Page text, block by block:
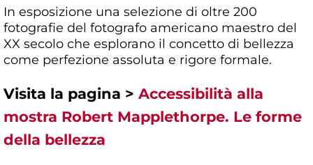
In esposizione una selezione di oltre 200
fotografie del fotografo americano maestro del
XX secolo che esplorano il concetto di bellezza
come perfezione assoluta e rigore formale.
Visita la pagina > Accessibilità alla
mostra Robert Mapplethorpe. Le forme
della bellezza